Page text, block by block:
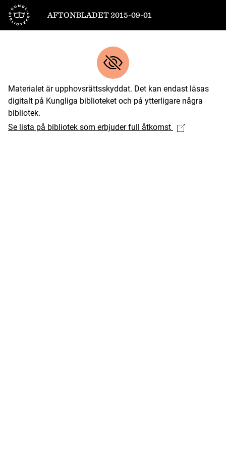
Till startsidan
AFTONBLADET 2015-09-01
Materialet är upphovsrättsskyddat. Det kan endast läsas
digitalt på Kungliga biblioteket och på ytterligare några
bibliotek.
Se lista på bibliotek som erbjuder full åtkomst